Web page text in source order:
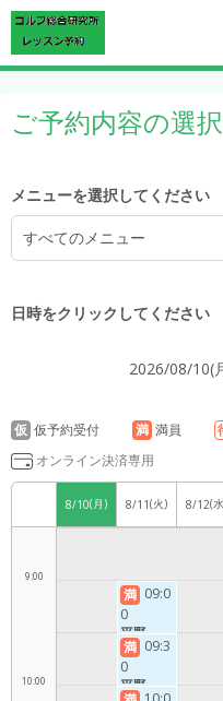
ご予約内容の選択
メニューを選択してください
すべてのメニュー
日時をクリックしてください
2026/08/10(
仮 仮予約受付 満 満員
オンライン決済専用
8/10(月) 8/11(火) 8/12(
4:00
6:00
8:00
9:00
10:00
満 09:0
0
平野
満 09:3
0
平野